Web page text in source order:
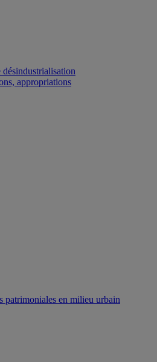
appropriations
patrimoniales en milieu urbain